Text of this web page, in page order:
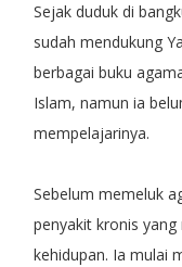
Sejak duduk di
sudah mendukung
berbagai buku
Islam, namun ia
mempelajarinya.
Sebelum memeluk
penyakit kronis
kehidupan. Ia mulai